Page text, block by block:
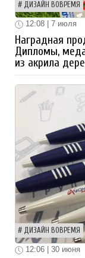
ДИЗАЙН ВОВРЕМЯ
12:08 | 7 июля
Наградная
Дипломы,
из акрила
ДИЗАЙН ВОВРЕМЯ
12:06 | 30 июня